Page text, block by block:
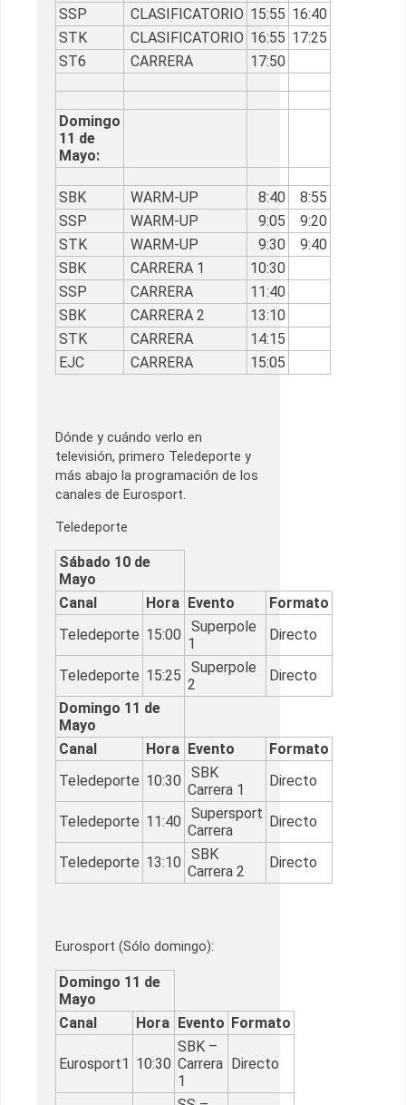
SSP
CLASIFICATORIO 15:55 16:40
STK
CLASIFICATORIO 16:55 17:25
ST6
CARRERA 17:50
Domingo
11 de
Mayo:
SBK WARM-UP 8:40
8:55
SSP
WARM-UP 9:05
9:20
STK
WARM-UP 9:30
9:40
SBK
CARRERA 1
10:30
SSP
CARRERA
11:40
SBK
CARRERA 2
13:10
STK
CARRERA
14:15
EJC
CARRERA 15:05
Dónde y cuándo verlo en
televisión, primero Teledeporte y
más abajo la programación de los
canales de Eurosport.
Teledeporte
Sábado 10 de
Mayo
Canal
Hora Evento
Formato
Teledeporte 15:00
Superpole
1
Directo
Teledeporte 15:25
Superpole
2
Directo
Domingo 11 de
Mayo
Canal
Hora Evento
Formato
Teledeporte 10:30
SBK
Carrera 1
Directo
Teledeporte 11:40
Supersport
Carrera
Directo
Teledeporte 13:10
SBK
Carrera 2
Directo
Eurosport (Sólo domingo):
Domingo 11 de
Mayo
Canal
Hora Evento Formato
Eurosport1 10:30
SBK –
Carrera
1
Directo